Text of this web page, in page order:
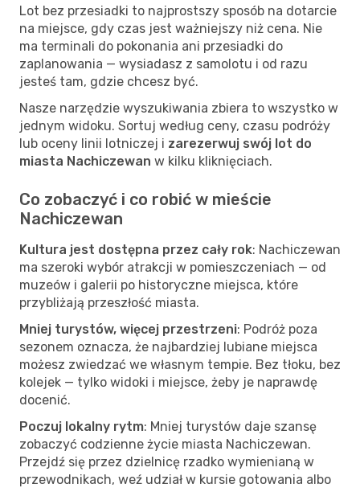
Lot bez przesiadki to najprostszy sposób na dotarcie
na miejsce, gdy czas jest ważniejszy niż cena. Nie
ma terminali do pokonania ani przesiadki do
zaplanowania — wysiadasz z samolotu i od razu
jesteś tam, gdzie chcesz być.
Nasze narzędzie wyszukiwania zbiera to wszystko w
jednym widoku. Sortuj według ceny, czasu podróży
lub oceny linii lotniczej i zarezerwuj swój lot do
miasta Nachiczewan w kilku kliknięciach.
Co zobaczyć i co robić w mieście
Nachiczewan
Kultura jest dostępna przez cały rok: Nachiczewan
ma szeroki wybór atrakcji w pomieszczeniach — od
muzeów i galerii po historyczne miejsca, które
przybliżają przeszłość miasta.
Mniej turystów, więcej przestrzeni: Podróż poza
sezonem oznacza, że najbardziej lubiane miejsca
możesz zwiedzać we własnym tempie. Bez tłoku, bez
kolejek — tylko widoki i miejsce, żeby je naprawdę
docenić.
Poczuj lokalny rytm: Mniej turystów daje szansę
zobaczyć codzienne życie miasta Nachiczewan.
Przejdź się przez dzielnicę rzadko wymienianą w
przewodnikach, weź udział w kursie gotowania albo